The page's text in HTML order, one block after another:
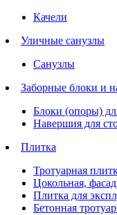
Качели
Уличные санузлы
Санузлы
Заборные блоки и
Блоки (опоры)
Навершия для
Плитка
Тротуарная
Цокольная,
Плитка для
Бетонная